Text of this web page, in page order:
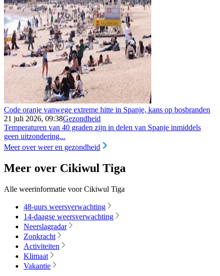
Code oranje vanwege extreme hitte in Spanje, kans op bosbranden
21 juli 2026, 09:38Gezondheid
Temperaturen van 40 graden zijn in delen van Spanje inmiddels
geen uitzondering...
Meer over weer en gezondheid
Meer over Cikiwul Tiga
Alle weerinformatie voor Cikiwul Tiga
48-uurs weersverwachting
14-daagse weersverwachting
Neerslagradar
Zonkracht
Activiteiten
Klimaat
Vakantie